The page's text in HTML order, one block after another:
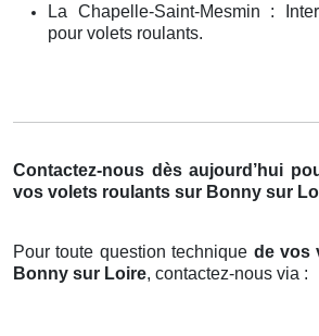
La Chapelle-Saint-Mesmin :
pour volets roulants.
Contactez-nous dès aujourd’hui
vos volets roulants sur Bonny sur
Pour toute question technique de vos
Bonny sur Loire, contactez-nous via :